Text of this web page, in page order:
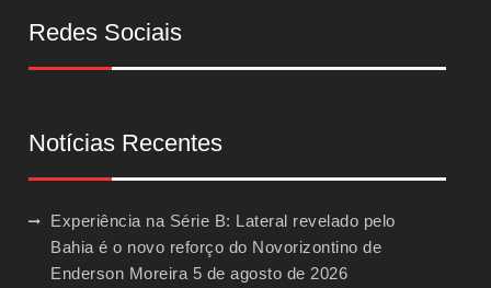
Redes Sociais
Notícias Recentes
Experiência na Série B: Lateral revelado pelo
Bahia é o novo reforço do Novorizontino de
Enderson Moreira 5 de agosto de 2026